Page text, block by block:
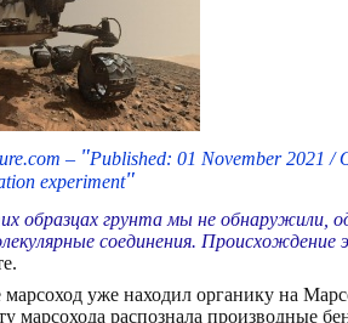
– "Published: 01 November 2021 /
experiment"
образцах грунта мы не обнаружили,
соединения.
марсоход уже находил органику на
марсохода распознала производные